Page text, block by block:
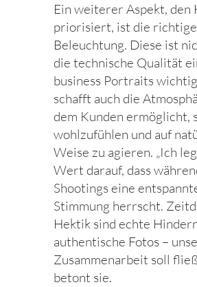
Ein weiterer Aspekt, den
priorisiert, ist die richtige
Beleuchtung. Diese ist
die technische Qualität
business Portraits
schafft auch die
dem Kunden ermöglicht,
wohlzufühlen und auf
Weise zu agieren. „Ich
Wert darauf, dass
Shootings eine
Stimmung herrscht.
Hektik sind echte
authentische Fotos –
Zusammenarbeit soll
betont sie.